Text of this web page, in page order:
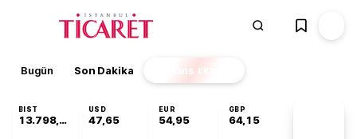
Bugün Son Dakika Finans EKSTRA
BIST
13.798,82
USD
47,65
EUR
54,95
GBP
64,15